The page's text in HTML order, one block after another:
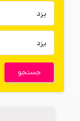
جستجو